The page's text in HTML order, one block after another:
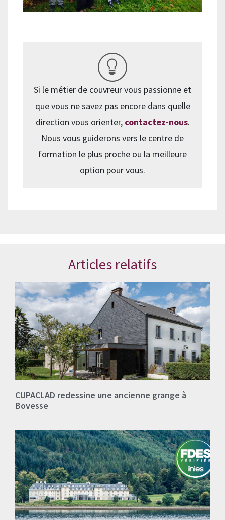
Si le métier de couvreur vous passionne et
que vous ne savez pas encore dans quelle
direction vous orienter, contactez-nous.
Nous vous guiderons vers le centre de
formation le plus proche ou la meilleure
option pour vous.
Articles relatifs
CUPACLAD redessine une ancienne grange à
Bovesse